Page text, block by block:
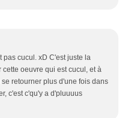
pas cucul. xD C'est juste la
oeuvre qui est cucul, et à
retourner plus d'une fois dans
c'est c'qu'y a d'pluuuus